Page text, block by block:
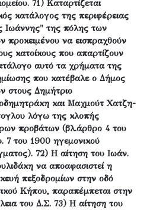
71) Καταρτίζεται
κατάλογος της περιφέρειας
Ιωάννης" της πόλης των
προκειμένου να εισπραχθούν
κατοίκους που απαρτίζουν
αυτό τα χρήματα της
που κατέβαλε ο Δήμος
στους Δημήτριο
και Μαχμούτ Χατζη-
λόγω της κλοπής
προβάτων (βλ.άρθρο 4 του
7 του 1900 ηγεμονικού
72) Η αίτηση του Ιωάν.
να αποαφασιστεί η
πεξοδρομίων στην οδό
Κήπου, παραπέμπεται στην
του Δ.Σ. 73) Η αίτηση του